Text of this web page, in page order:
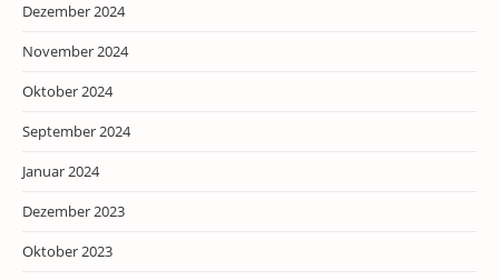
Dezember 2024
November 2024
Oktober 2024
September 2024
Januar 2024
Dezember 2023
Oktober 2023